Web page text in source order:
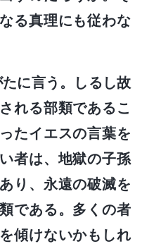
る真理にも従わな
に言う。しるし故
れる部類であるこ
たイエスの言葉を
者は、地獄の子孫
り、永遠の破滅を
である。多くの者
傾けないかもしれ